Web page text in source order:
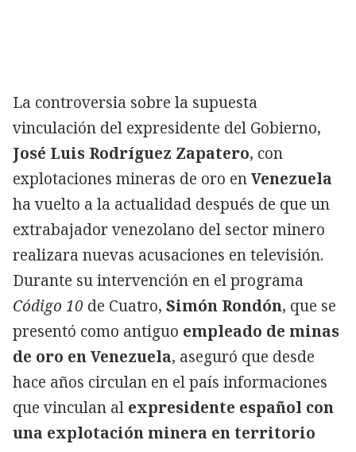
La controversia sobre la supuesta
vinculación del expresidente del Gobierno,
José Luis Rodríguez Zapatero, con
explotaciones mineras de oro enVenezuela
ha vuelto a la actualidad después de que un
extrabajador venezolano del sector minero
realizara nuevas acusaciones en televisión.
Durante su intervención en el programa
Código 10 de Cuatro, Simón Rondón, que se
presentó como antiguo empleado de minas
de oro en Venezuela, aseguró que desde
hace años circulan en el país informaciones
que vinculan al expresidente español con
una explotación minera en territorio